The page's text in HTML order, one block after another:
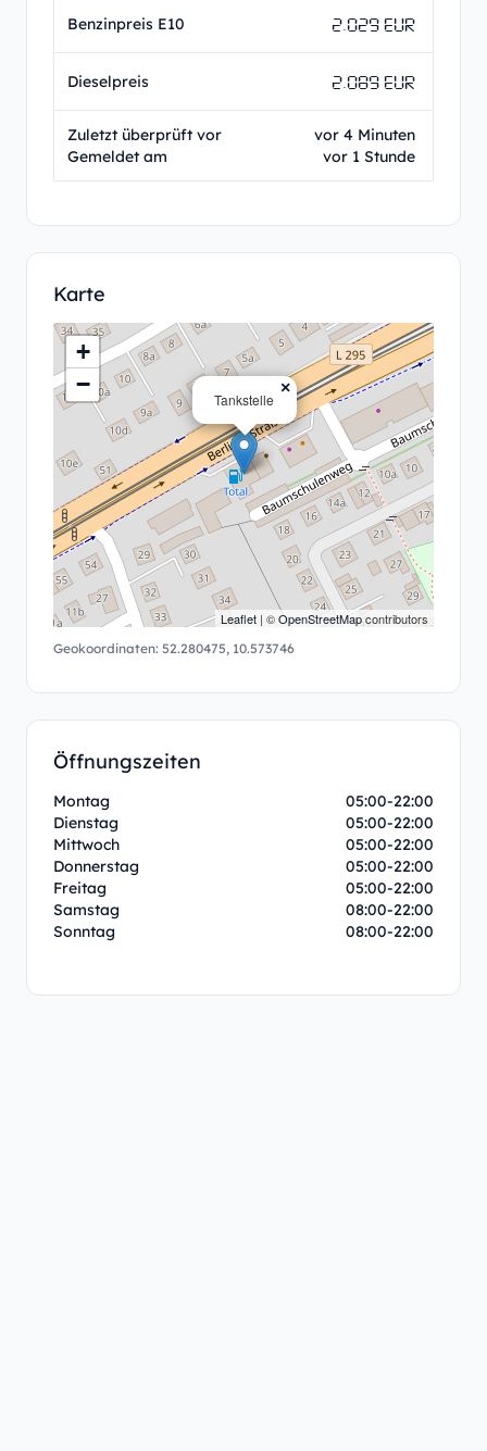
Benzinpreis E10 2.029 EUR
Dieselpreis 2.089 EUR
Zuletzt überprüft vor
Gemeldet am
vor 4 Minuten
vor 1 Stunde
Karte
Tankstelle
×
+
−
Leaflet | ©OpenStreetMapcontributors
Geokoordinaten: 52.280475, 10.573746
Öffnungszeiten
Montag
05:00-22:00
Dienstag
05:00-22:00
Mittwoch
05:00-22:00
Donnerstag
05:00-22:00
Freitag
05:00-22:00
Samstag
08:00-22:00
Sonntag
08:00-22:00